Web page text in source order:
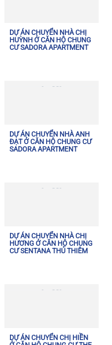
DỰ ÁN CHUYỂN NHÀ CHỊ
HUỲNH Ở CĂN HỘ CHUNG
CƯ SADORA APARTMENT
DỰ ÁN CHUYỂN NHÀ ANH
ĐẠT Ở CĂN HỘ CHUNG CƯ
SADORA APARTMENT
DỰ ÁN CHUYỂN NHÀ CHỊ
HƯƠNG Ở CĂN HỘ CHUNG
CƯ SENTANA THỦ THIÊM
DỰ ÁN CHUYỂN CHỊ HIỀN